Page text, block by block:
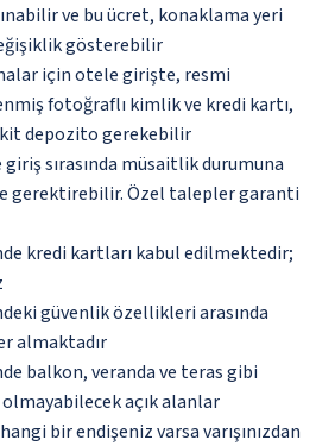
ve bu ücret, konaklama yeri
gösterebilir
için otele girişte, resmi
fotoğraflı kimlik ve kredi kartı,
depozito gerekebilir
sırasında müsaitlik durumuna
gerektirebilir. Özel talepler garanti
kredi kartları kabul edilmektedir;
güvenlik özellikleri arasında
almaktadır
balkon, veranda ve teras gibi
açık alanlar
bir endişeniz varsa varışınızdan